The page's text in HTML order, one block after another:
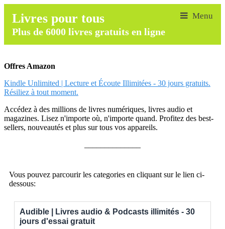
Livres pour tous
Plus de 6000 livres gratuits en ligne
Offres Amazon
Kindle Unlimited | Lecture et Écoute Illimitées - 30 jours gratuits.
Résiliez à tout moment.
Accédez à des millions de livres numériques, livres audio et
magazines. Lisez n'importe où, n'importe quand. Profitez des best-
sellers, nouveautés et plus sur tous vos appareils.
Vous pouvez parcourir les categories en cliquant sur le lien ci-
dessous:
Audible | Livres audio & Podcasts illimités - 30
jours d'essai gratuit